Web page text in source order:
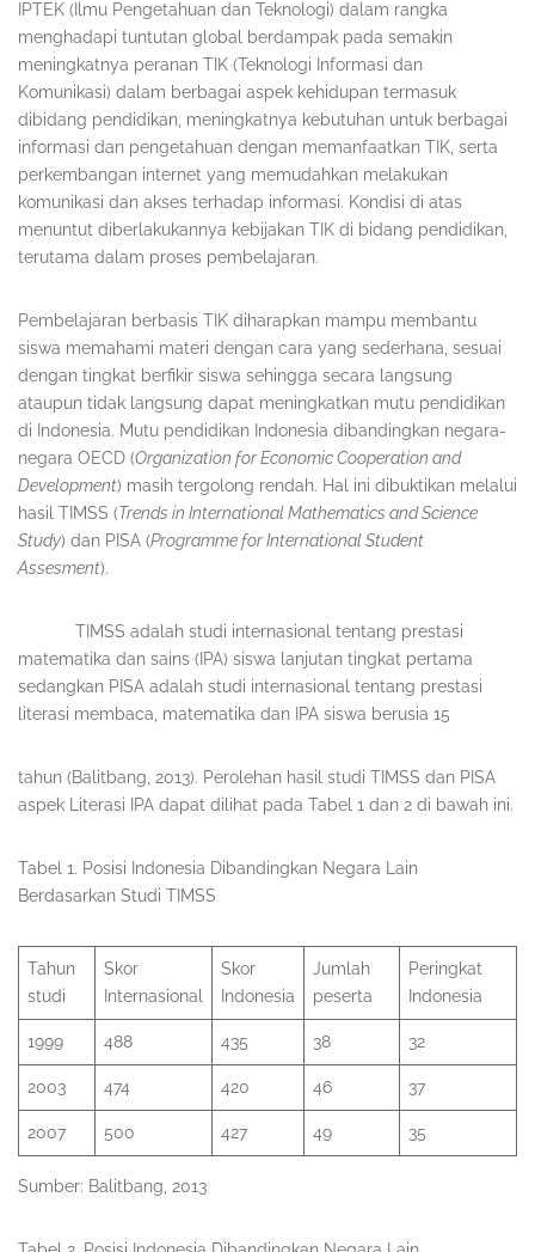
IPTEK (Ilmu Pengetahuan dan Teknologi) dalam rangka
menghadapi tuntutan global berdampak pada semakin
meningkatnya peranan TIK (Teknologi Informasi dan
Komunikasi) dalam berbagai aspek kehidupan termasuk
dibidang pendidikan, meningkatnya kebutuhan untuk berbagai
informasi dan pengetahuan dengan memanfaatkan TIK, serta
perkembangan internet yang memudahkan melakukan
komunikasi dan akses terhadap informasi. Kondisi di atas
menuntut diberlakukannya kebijakan TIK di bidang pendidikan,
terutama dalam proses pembelajaran.
Pembelajaran berbasis TIK diharapkan mampu membantu
siswa memahami materi dengan cara yang sederhana, sesuai
dengan tingkat berfikir siswa sehingga secara langsung
ataupun tidak langsung dapat meningkatkan mutu pendidikan
di Indonesia. Mutu pendidikan Indonesia dibandingkan negara-
negara OECD (Organization for Economic Cooperation and
Development) masih tergolong rendah. Hal ini dibuktikan melalui
hasil TIMSS (Trends in International Mathematics and Science
Study) dan PISA (Programme for International Student
Assesment).
TIMSS adalah studi internasional tentang prestasi
matematika dan sains (IPA) siswa lanjutan tingkat pertama
sedangkan PISA adalah studi internasional tentang prestasi
literasi membaca, matematika dan IPA siswa berusia 15
tahun (Balitbang, 2013). Perolehan hasil studi TIMSS dan PISA
aspek Literasi IPA dapat dilihat pada Tabel 1 dan 2 di bawah ini.
Tabel 1. Posisi Indonesia Dibandingkan Negara Lain
Berdasarkan Studi TIMSS
Tahun
studi
Skor
Internasional
Skor
Indonesia
Jumlah
peserta
Peringkat
Indonesia
1999 488 435 38 32
2003 474 420 46 37
2007 500 427 49 35
Sumber: Balitbang, 2013